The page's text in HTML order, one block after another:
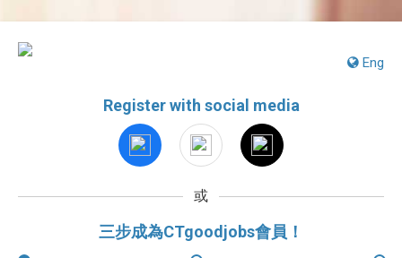
Eng
Register with social media
或
三步成為CTgoodjobs會員！